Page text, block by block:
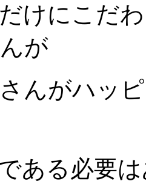
けにこだ
が
んがハッ
である必要